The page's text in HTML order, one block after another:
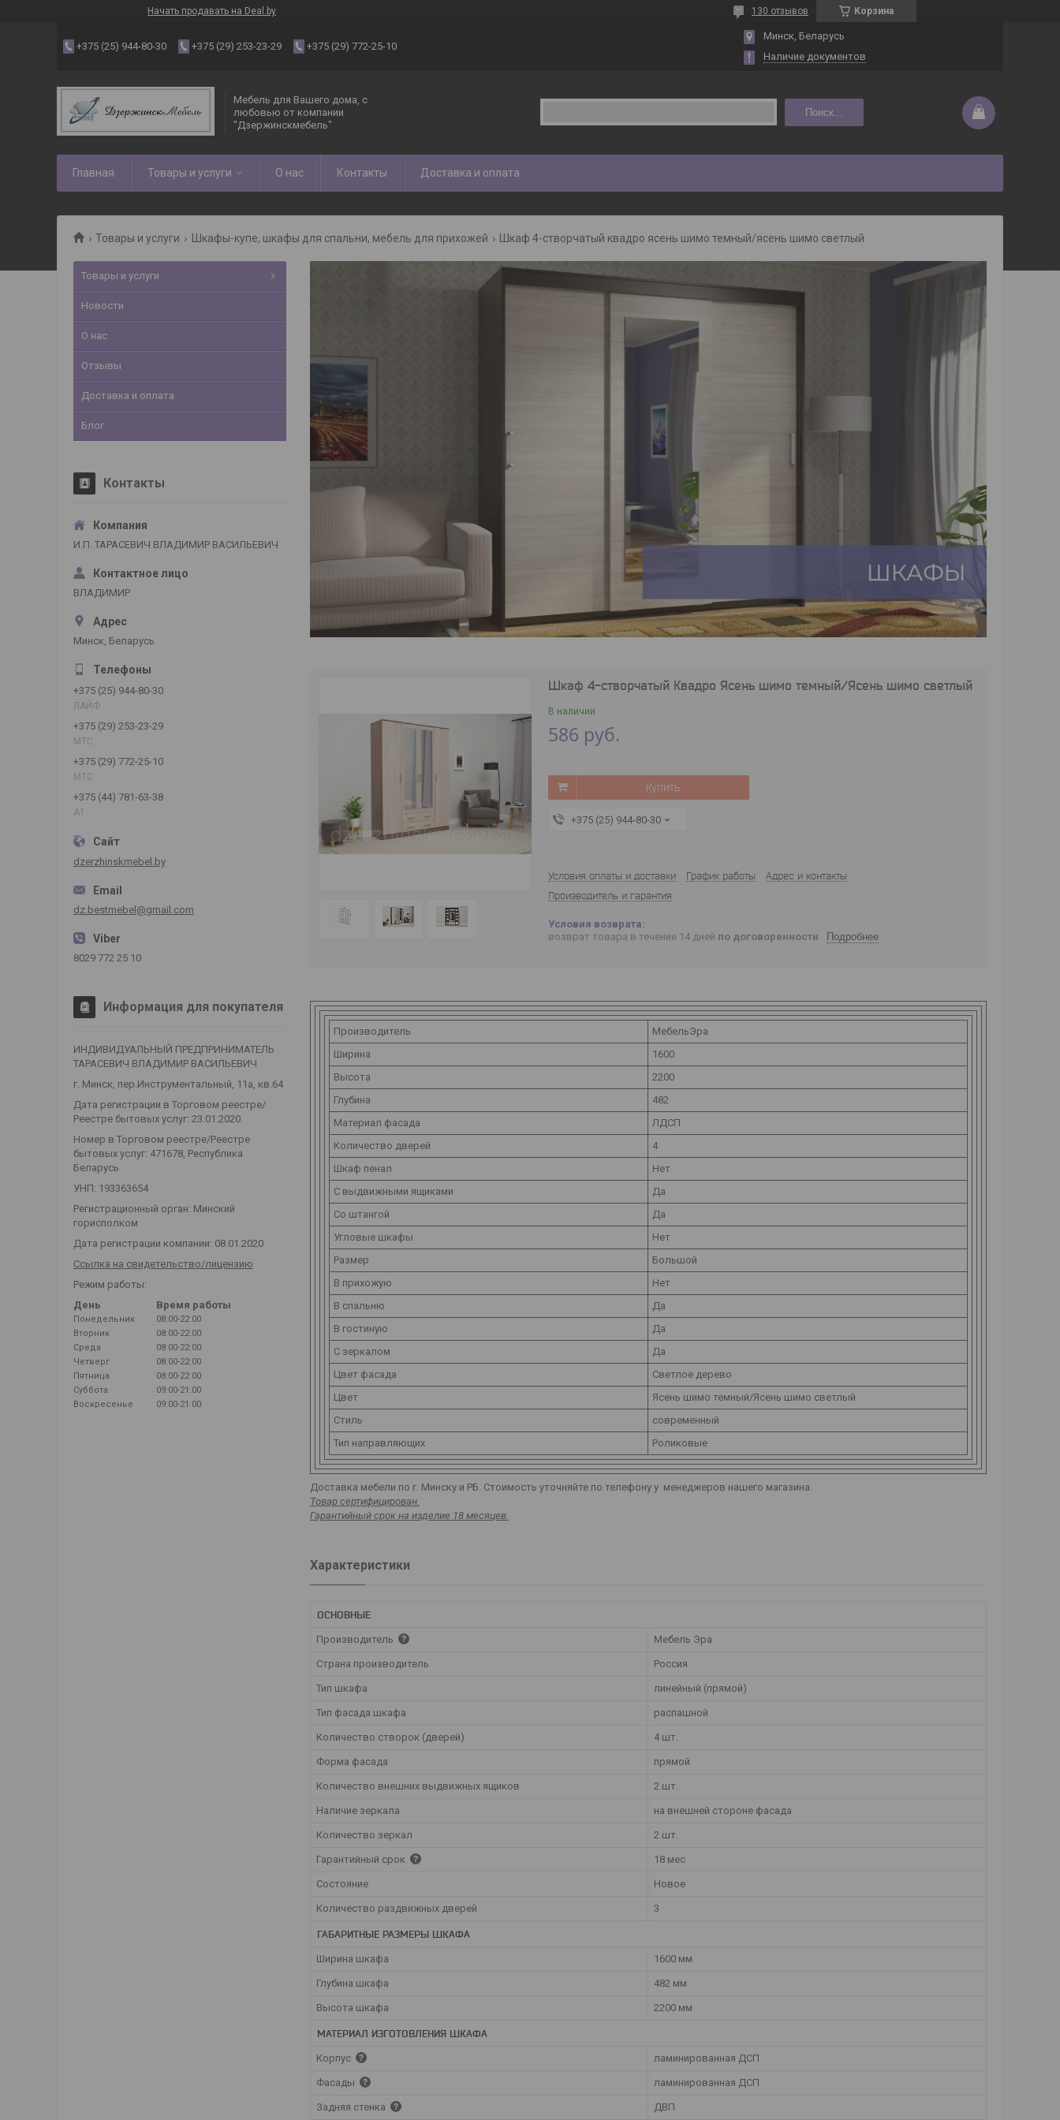
Начать продавать на Deal.by Корзина
130 отзывов
+375 (25) 944-80-30 +375 (29) 253-23-29 +375 (29) 772-25-10
Минск, Беларусь
Наличие документов
Мебель для Вашего дома, с
любовью от компании
"Дзержинскмебель"
Поиск...
Главная Товары и услуги О нас Контакты Доставка и оплата
Товары и услуги Шкафы-купе, шкафы для спальни, мебель для прихожей Шкаф 4-створчатый квадро ясень шимо темный/ясень шимо светлый
Шкаф 4-створчатый Квадро Ясень шимо темный/Ясень шимо светлый
В наличии
586 руб.
Купить
+375 (25) 944-80-30
Условия оплаты и доставки График работы
Адрес и контакты
Производитель и гарантия
возврат товара в течение 14 дней по договоренности Подробнее
Производитель
МебельЭра
Ширина
1600
Высота
2200
Глубина
482
Материал фасада
ЛДСП
Количество дверей
4
Шкаф пенал
Нет
С выдвижными ящиками
Да
Со штангой
Да
Угловые шкафы
Нет
Размер
Большой
В прихожую
Нет
В спальню
Да
В гостиную
Да
С зеркалом
Да
Цвет фасада
Светлое дерево
Цвет
Ясень шимо темный/Ясень шимо светлый
Стиль
современный
Тип направляющих
Роликовые
Доставка мебели по г. Минску и РБ. Стоимость уточняйте по телефону у менеджеров нашего магазина.
Товар сертифицирован.
Гарантийный срок на изделие 18 месяцев.
Характеристики
ОСНОВНЫЕ
Производитель Мебель Эра
Страна производитель Россия
Тип шкафа линейный (прямой)
Тип фасада шкафа распашной
Количество створок (дверей) 4 шт.
Форма фасада прямой
Количество внешних выдвижных ящиков 2 шт.
Наличие зеркала на внешней стороне фасада
Количество зеркал 2 шт.
Гарантийный срок 18 мес
Состояние Новое
Количество раздвижных дверей 3
ГАБАРИТНЫЕ РАЗМЕРЫ ШКАФА
Ширина шкафа 1600 мм
Глубина шкафа 482 мм
Высота шкафа 2200 мм
МАТЕРИАЛ ИЗГОТОВЛЕНИЯ ШКАФА
Корпус ламинированная ДСП
Фасады ламинированная ДСП
Задняя стенка ДВП
Товары и услуги
Новости
О нас
Отзывы
Доставка и оплата
Блог
Контакты
И.П. ТАРАСЕВИЧ ВЛАДИМИР ВАСИЛЬЕВИЧ
ВЛАДИМИР
Минск, Беларусь
+375 (25) 944-80-30
ЛАЙФ
+375 (29) 253-23-29
МТС
+375 (29) 772-25-10
МТС
+375 (44) 781-63-38
А1
dzerzhinskmebel.by
dz.bestmebel@gmail.com
8029 772 25 10
Информация для покупателя
ИНДИВИДУАЛЬНЫЙ ПРЕДПРИНИМАТЕЛЬ
ТАРАСЕВИЧ ВЛАДИМИР ВАСИЛЬЕВИЧ
г. Минск, пер.Инструментальный, 11а, кв.64
Дата регистрации в Торговом реестре/
Реестре бытовых услуг: 23.01.2020
Номер в Торговом реестре/Реестре
бытовых услуг: 471678, Республика
Беларусь
УНП: 193363654
Регистрационный орган: Минский
горисполком
Дата регистрации компании: 08.01.2020
Ссылка на свидетельство/лицензию
Режим работы:
День
Время работы
Понедельник
08:00-22:00
Вторник
08:00-22:00
Среда
08:00-22:00
Четверг
08:00-22:00
Пятница
08:00-22:00
Суббота
09:00-21:00
Воскресенье
09:00-21:00